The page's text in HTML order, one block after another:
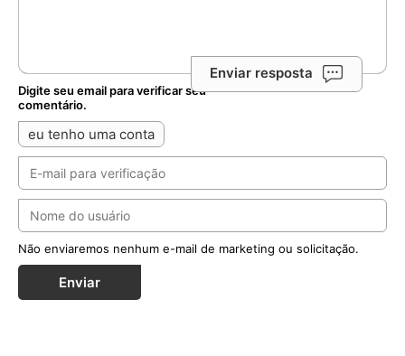
Enviar resposta
Digite seu email para verificar seu
comentário.
eu tenho uma conta
Não enviaremos nenhum e-mail de marketing ou solicitação.
Enviar